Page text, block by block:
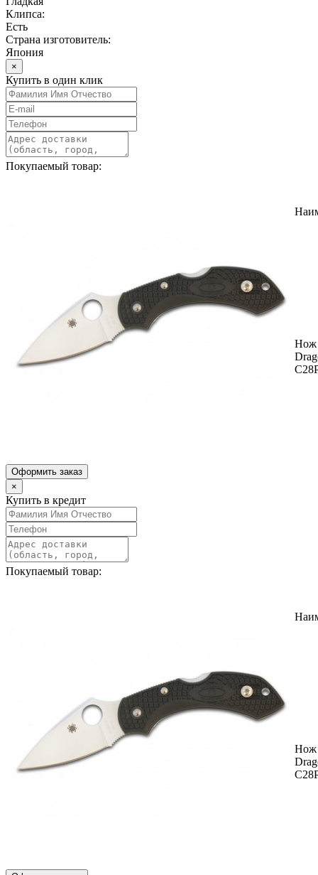
Клипса:
Есть
Страна изготовитель:
Япония
×
Купить в один клик
Покупаемый товар:
Нож
Оформить заказ
×
Купить в кредит
Покупаемый товар:
Нож